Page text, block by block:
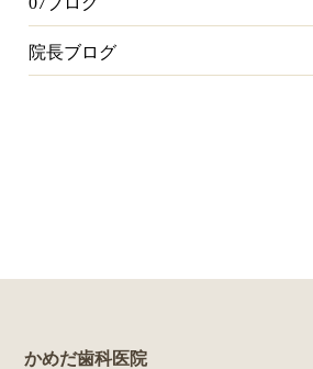
院長ブログ
かめだ歯科医院